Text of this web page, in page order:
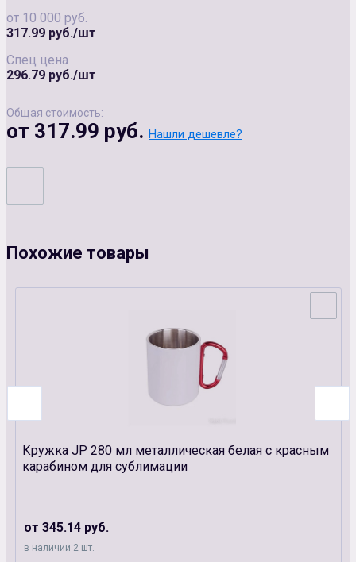
от 10 000 руб.
317.99 руб./шт
Спец цена
296.79 руб./шт
Общая стоимость:
от 317.99 руб. Нашли дешевле?
Похожие товары
Кружка JP 280 мл металлическая белая с красным
карабином для сублимации
от 345.14 руб.
в наличии 2 шт.